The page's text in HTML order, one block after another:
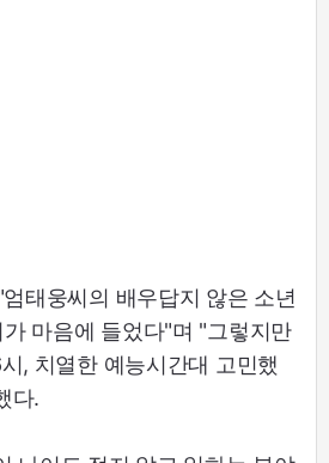
태웅씨의 배우답지 않은 소년
마음에 들었다"며 "그렇지만
, 치열한 예능시간대 고민했
다.